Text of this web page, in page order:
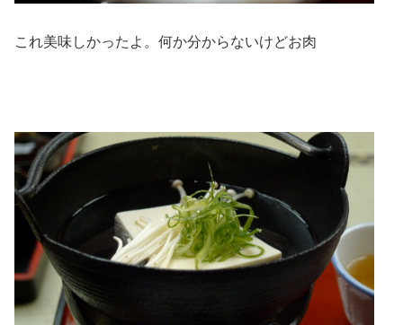
これ美味しかったよ。何か分からないけどお肉